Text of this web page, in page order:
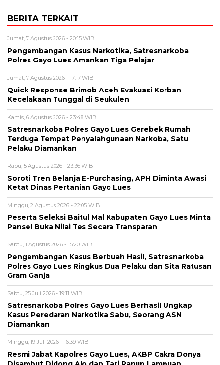
BERITA TERKAIT
Jumat, 7 Agustus 2026 - 20:15 WIB
Pengembangan Kasus Narkotika, Satresnarkoba
Polres Gayo Lues Amankan Tiga Pelajar
Jumat, 7 Agustus 2026 - 17:17 WIB
Quick Response Brimob Aceh Evakuasi Korban
Kecelakaan Tunggal di Seukulen
Kamis, 6 Agustus 2026 - 23:48 WIB
Satresnarkoba Polres Gayo Lues Gerebek Rumah
Terduga Tempat Penyalahgunaan Narkoba, Satu
Pelaku Diamankan
Rabu, 5 Agustus 2026 - 23:36 WIB
Soroti Tren Belanja E-Purchasing, APH Diminta Awasi
Ketat Dinas Pertanian Gayo Lues
Minggu, 2 Agustus 2026 - 22:05 WIB
Peserta Seleksi Baitul Mal Kabupaten Gayo Lues Minta
Pansel Buka Nilai Tes Secara Transparan
Sabtu, 1 Agustus 2026 - 15:20 WIB
Pengembangan Kasus Berbuah Hasil, Satresnarkoba
Polres Gayo Lues Ringkus Dua Pelaku dan Sita Ratusan
Gram Ganja
Sabtu, 25 Juli 2026 - 19:11 WIB
Satresnarkoba Polres Gayo Lues Berhasil Ungkap
Kasus Peredaran Narkotika Sabu, Seorang ASN
Diamankan
Minggu, 19 Juli 2026 - 16:39 WIB
Resmi Jabat Kapolres Gayo Lues, AKBP Cakra Donya
Disambut Didong Alo dan Tari Ranup Lampuan